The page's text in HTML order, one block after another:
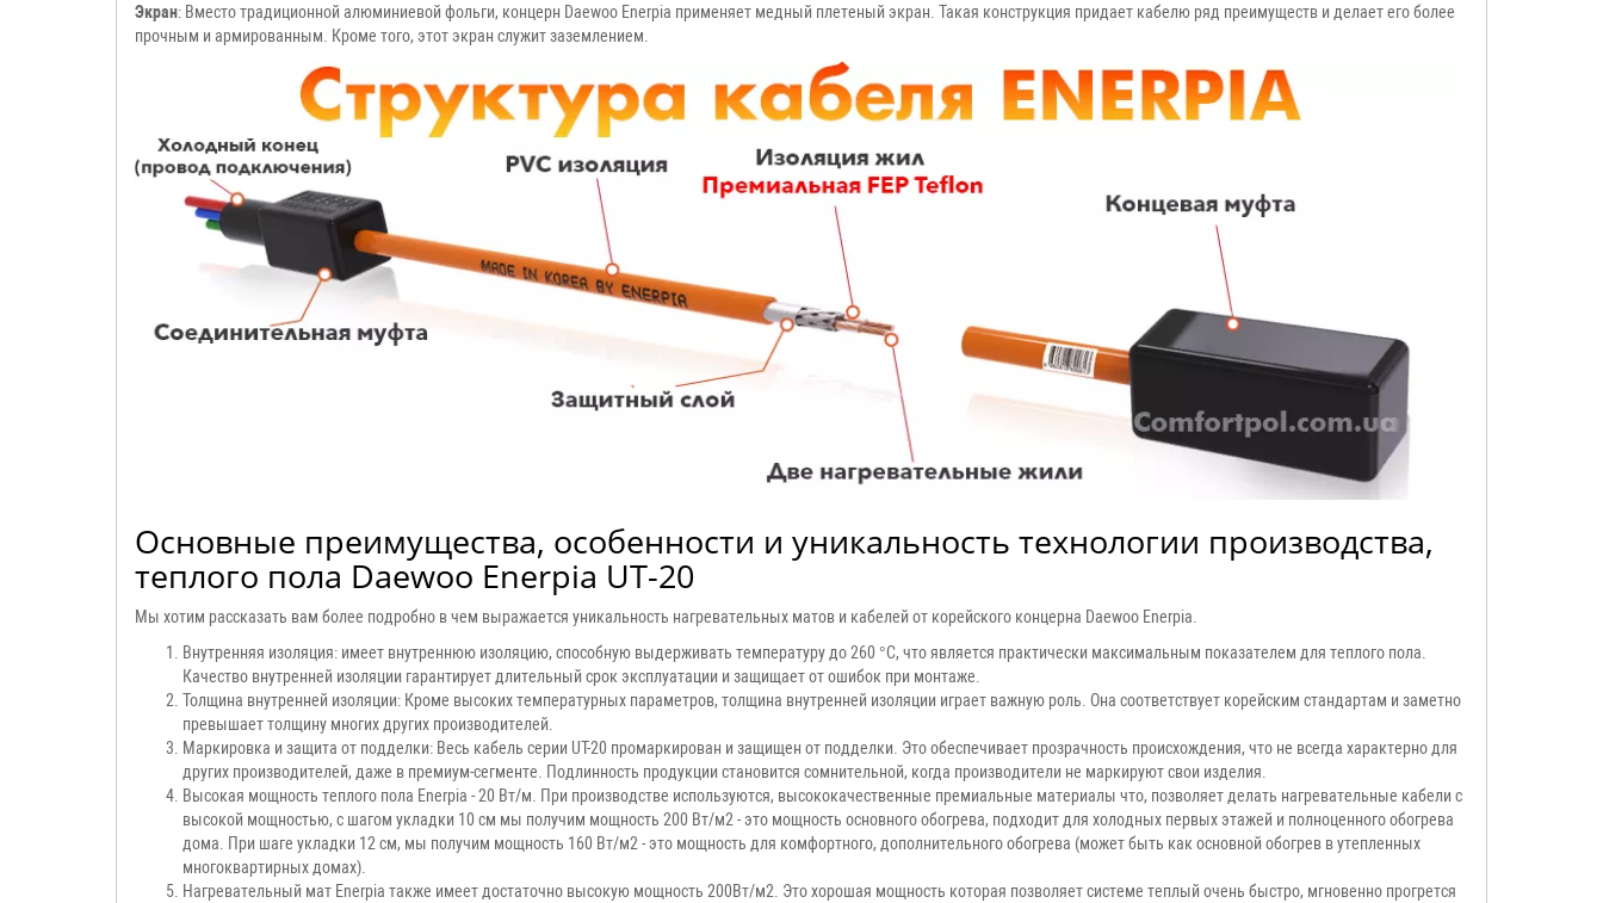
Экран: Вместо традиционной алюминиевой фольги, концерн Daewoo Enerpia применяет медный плетеный экран. Такая конструкция придает кабелю ряд преимуществ и делает его более
прочным и армированным. Кроме того, этот экран служит заземлением.
Основные преимущества, особенности и уникальность технологии производства,
теплого пола Daewoo Enerpia UT-20
Мы хотим рассказать вам более подробно в чем выражается уникальность нагревательных матов и кабелей от корейского концерна Daewoo Enerpia.
Внутренняя изоляция: имеет внутреннюю изоляцию, способную выдерживать температуру до 260 °C, что является практически максимальным показателем для теплого пола.
Качество внутренней изоляции гарантирует длительный срок эксплуатации и защищает от ошибок при монтаже.
Толщина внутренней изоляции: Кроме высоких температурных параметров, толщина внутренней изоляции играет важную роль. Она соответствует корейским стандартам и заметно
превышает толщину многих других производителей.
Маркировка и защита от подделки: Весь кабель серии UT-20 промаркирован и защищен от подделки. Это обеспечивает прозрачность происхождения, что не всегда характерно для
других производителей, даже в премиум-сегменте. Подлинность продукции становится сомнительной, когда производители не маркируют свои изделия.
Высокая мощность теплого пола Enerpia - 20 Вт/м. При производстве используются, высококачественные премиальные материалы что, позволяет делать нагревательные кабели с
высокой мощностью, с шагом укладки 10 см мы получим мощность 200 Вт/м2 - это мощность основного обогрева, подходит для холодных первых этажей и полноценного обогрева
дома. При шаге укладки 12 см, мы получим мощность 160 Вт/м2 - это мощность для комфортного, дополнительного обогрева (может быть как основной обогрев в утепленных
многоквартирных домах).
Нагревательный мат Enerpia также имеет достаточно высокую мощность 200Вт/м2. Это хорошая мощность которая позволяет системе теплый очень быстро, мгновенно прогрется